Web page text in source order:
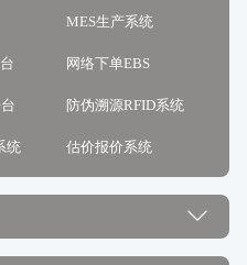
MES生产系统
网络下单EBS
防伪溯源RFID系统
统 估价报价系统